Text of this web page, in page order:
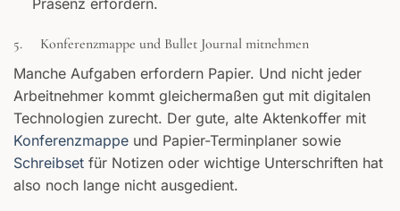
5. Konferenzmappe und Bullet Journal mitnehmen
Manche Aufgaben erfordern Papier. Und nicht jeder
Arbeitnehmer kommt gleichermaßen gut mit digitalen
Technologien zurecht. Der gute, alte Aktenkoffer mit
Konferenzmappe und Papier-Terminplaner sowie
Schreibset für Notizen oder wichtige Unterschriften hat
also noch lange nicht ausgedient.